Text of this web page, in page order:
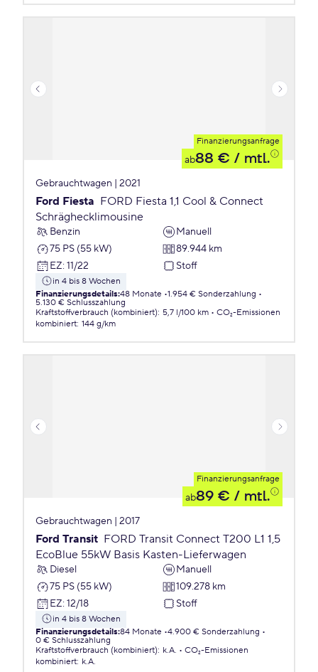
Finanzierungsanfrage
ab88 € / mtl.
Gebrauchtwagen | 2021
Ford Fiesta FORD Fiesta 1,1 Cool & Connect
Schräghecklimousine
Benzin
Manuell
75 PS (55 kW)
89.944 km
EZ: 11/22 Stoff
in 4 bis 8 Wochen
Finanzierungsdetails:48 Monate 1.954 € Sonderzahlung
5.130 € Schlusszahlung
Kraftstoffverbrauch (kombiniert): 5,7 l/100 km
CO₂-Emissionen
kombiniert: 144 g/km
Finanzierungsanfrage
ab89 € / mtl.
Gebrauchtwagen | 2017
Ford Transit FORD Transit Connect T200 L1 1,5
EcoBlue 55kW Basis Kasten-Lieferwagen
Diesel
Manuell
75 PS (55 kW)
109.278 km
EZ: 12/18 Stoff
in 4 bis 8 Wochen
Finanzierungsdetails:84 Monate 4.900 € Sonderzahlung
0 € Schlusszahlung
Kraftstoffverbrauch (kombiniert): k.A.
CO₂-Emissionen
kombiniert: k.A.